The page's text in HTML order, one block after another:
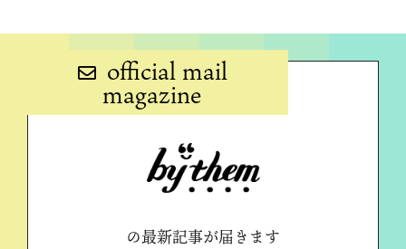
official mail
magazine
の最新記事が届きます